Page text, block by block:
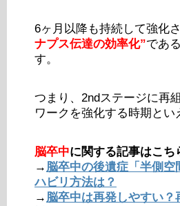
6ヶ月以降も持続して強化
ナプス伝達の効率化”であ
す。
つまり、2ndステージに再
ワークを強化する時期とい
脳卒中に関する記事はこち
→ 脳卒中の後遺症「半側空
ハビリ方法は？
→ 脳卒中は再発しやすい？